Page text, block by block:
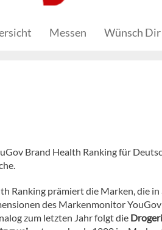
Messen Wünsch Dir
Brand Health Ranking für
Ranking prämiert die Marken, die in
des Markenmonitor
zum letzten Jahr folgt die